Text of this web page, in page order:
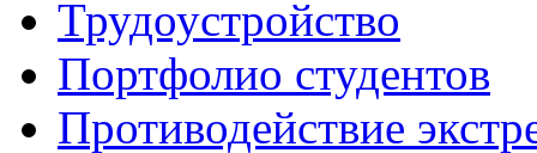
Трудоустройство
Портфолио студентов
Противодействие